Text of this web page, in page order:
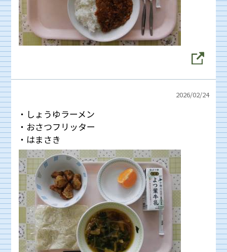
2026/02/24
・しょうゆラーメン
・おさつフリッター
・はまさき